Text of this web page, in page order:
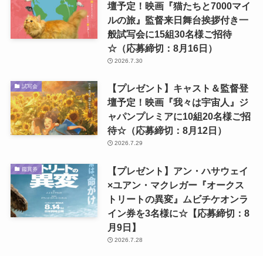
壇予定！映画『猫たちと7000マイ
ルの旅』監督来日舞台挨拶付き一
般試写会に15組30名様ご招待
☆（応募締切：8月16日）
2026.7.30
試写会
【プレゼント】キャスト＆監督登
壇予定！映画『我々は宇宙人』ジ
ャパンプレミアに10組20名様ご招
待☆（応募締切：8月12日）
2026.7.29
鑑賞券
【プレゼント】アン・ハサウェイ
×ユアン・マクレガー『オークス
トリートの異変』ムビチケオンラ
イン券を3名様に☆【応募締切：8
月9日】
2026.7.28